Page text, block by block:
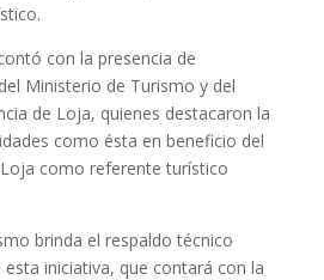
con la presencia de
Ministerio de Turismo y del
de Loja, quienes destacaron la
como ésta en beneficio del
como referente turístico
brinda el respaldo técnico
iniciativa, que contará con la